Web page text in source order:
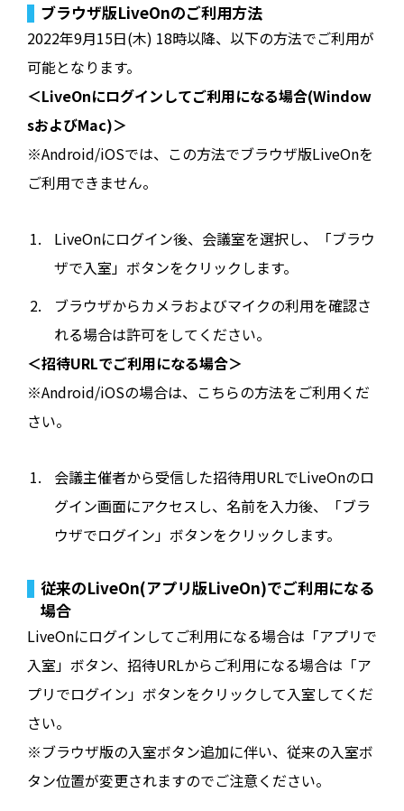
ブラウザ版LiveOnのご利用方法
2022年9月15日(木) 18時以降、以下の方法でご利用が
可能となります。
＜LiveOnにログインしてご利用になる場合(Window
sおよびMac)＞
※Android/iOSでは、この方法でブラウザ版LiveOnを
ご利用できません。
LiveOnにログイン後、会議室を選択し、「ブラウ
ザで入室」ボタンをクリックします。
ブラウザからカメラおよびマイクの利用を確認さ
れる場合は許可をしてください。
＜招待URLでご利用になる場合＞
※Android/iOSの場合は、こちらの方法をご利用くだ
さい。
会議主催者から受信した招待用URLでLiveOnのロ
グイン画面にアクセスし、名前を入力後、「ブラ
ウザでログイン」ボタンをクリックします。
従来のLiveOn(アプリ版LiveOn)でご利用になる
場合
LiveOnにログインしてご利用になる場合は「アプリで
入室」ボタン、招待URLからご利用になる場合は「ア
プリでログイン」ボタンをクリックして入室してくだ
さい。
※ブラウザ版の入室ボタン追加に伴い、従来の入室ボ
タン位置が変更されますのでご注意ください。